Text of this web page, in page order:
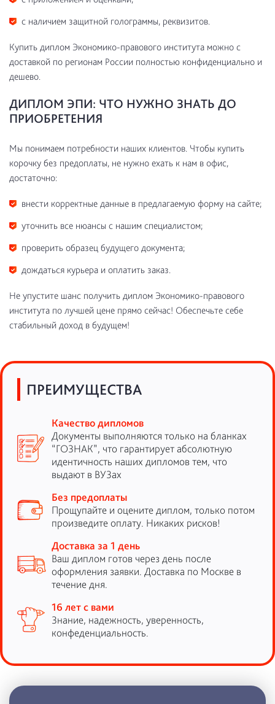
с наличием защитной голограммы, реквизитов.
Купить диплом Экономико-правового института можно с
доставкой по регионам России полностью конфиденциально и
дешево.
ДИПЛОМ ЭПИ: ЧТО НУЖНО ЗНАТЬ ДО
ПРИОБРЕТЕНИЯ
Мы понимаем потребности наших клиентов. Чтобы купить
корочку без предоплаты, не нужно ехать к нам в офис,
достаточно:
внести корректные данные в предлагаемую форму на сайте;
уточнить все нюансы с нашим специалистом;
проверить образец будущего документа;
дождаться курьера и оплатить заказ.
Не упустите шанс получить диплом Экономико-правового
института по лучшей цене прямо сейчас! Обеспечьте себе
стабильный доход в будущем!
ПРЕИМУЩЕСТВА
Качество дипломов
Документы выполняются только на бланках
“ГОЗНАК”, что гарантирует абсолютную
идентичность наших дипломов тем, что
выдают в ВУЗах
Без предоплаты
Прощупайте и оцените диплом, только потом
произведите оплату. Никаких рисков!
Доставка за 1 день
Ваш диплом готов через день после
оформления заявки. Доставка по Москве в
течение дня.
16 лет с вами
Знание, надежность, уверенность,
конфеденциальность.